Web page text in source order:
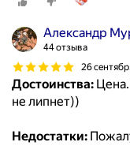
Александр
44 отзыва
26
Достоинства:
не липнет))
Недостатки: